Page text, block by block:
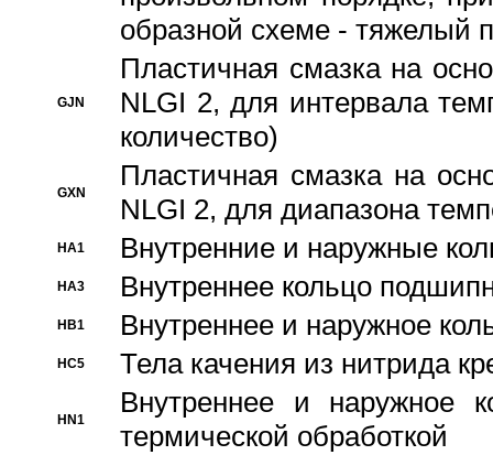
образной схеме - тяжелый
GJN
Пластичная смазка на
NLGI 2, для интервала
количество)
GXN
Пластичная смазка на
NLGI 2, для диапазона
HA1 Внутренние и наружные
HA3 Bнутреннее кольцо
HB1 Bнутреннее и наружное
HC5 Тела качения из нитрида
HN1
Bнутреннее и наружное
термической обработкой